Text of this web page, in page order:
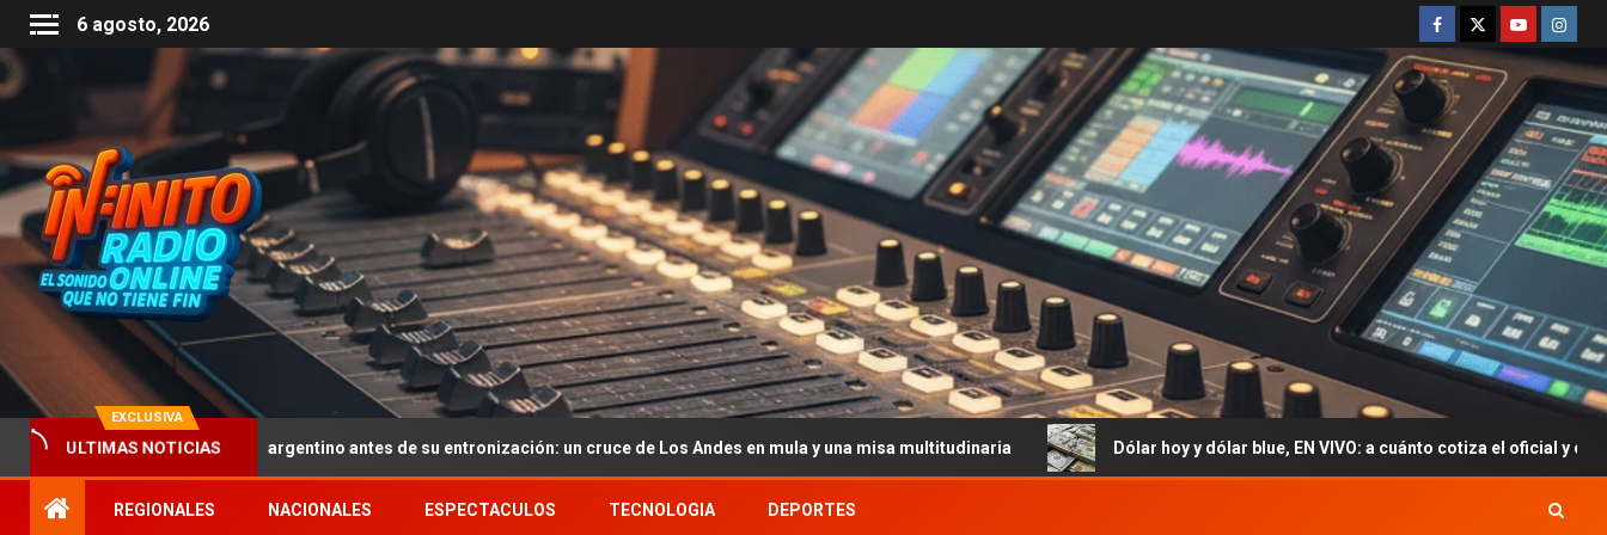
6 agosto, 2026
EXCLUSIVA
ULTIMAS NOTICIAS
pisaron suelo argentino antes de su entronización: un cruce de Los Andes en mula y una misa multitudinaria Dólar hoy y dólar blue, EN VIVO: a cuánto cotiza el oficial y cuál es el precio
REGIONALES NACIONALES ESPECTACULOS TECNOLOGIA DEPORTES